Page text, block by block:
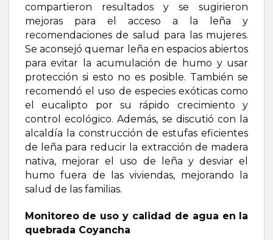
compartieron resultados y se sugirieron
mejoras para el acceso a la leña y
recomendaciones de salud para las mujeres.
Se aconsejó quemar leña en espacios abiertos
para evitar la acumulación de humo y usar
protección si esto no es posible. También se
recomendó el uso de especies exóticas como
el eucalipto por su rápido crecimiento y
control ecológico. Además, se discutió con la
alcaldía la construcción de estufas eficientes
de leña para reducir la extracción de madera
nativa, mejorar el uso de leña y desviar el
humo fuera de las viviendas, mejorando la
salud de las familias.
Monitoreo de uso y calidad de agua en la
quebrada Coyancha